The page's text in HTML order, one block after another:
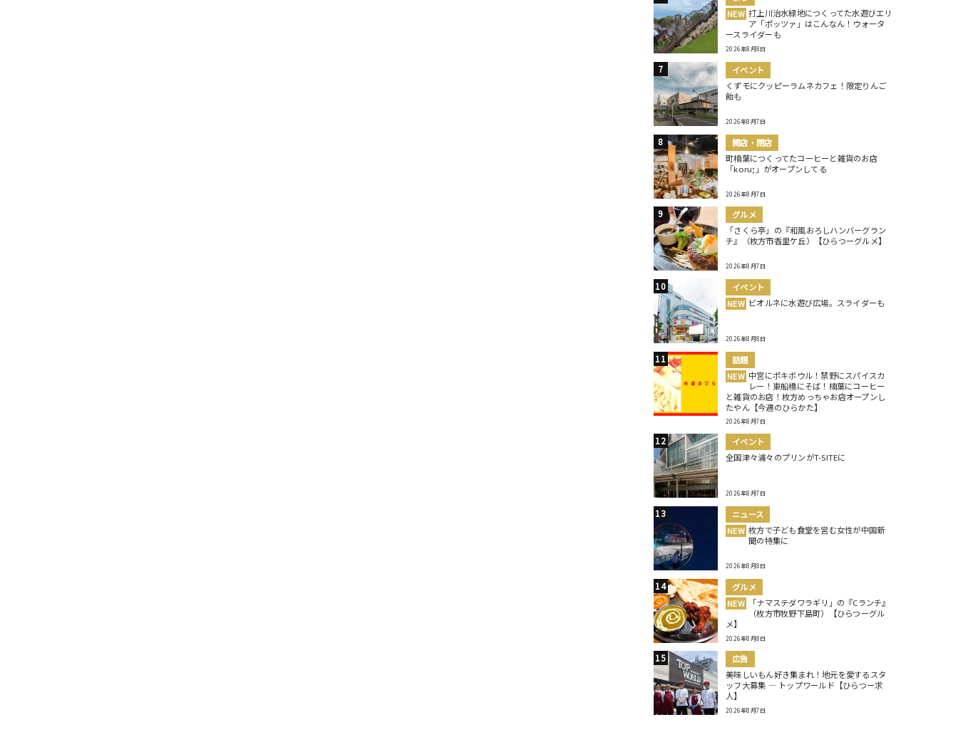
NEW 打上川治水緑地につくってた水遊びエリ
ア「ポッツァ」はこんなん！ウォータ
ースライダーも
2026年8月8日
イベント
くずモにクッピーラムネカフェ！限定りんご
飴も
2026年8月7日
開店・閉店
町楠葉につくってたコーヒーと雑貨のお店
「koru;」がオープンしてる
2026年8月7日
グルメ
「さくら亭」の『和風おろしハンバーグラン
チ』（枚方市香里ケ丘）【ひらつーグルメ】
2026年8月7日
イベント
NEW ビオルネに水遊び広場。スライダーも
2026年8月8日
話題
NEW 中宮にポキボウル！禁野にスパイスカ
レー！東船橋にそば！楠葉にコーヒー
と雑貨のお店！枚方めっちゃお店オープンし
たやん【今週のひらかた】
2026年8月7日
イベント
全国津々浦々のプリンがT-SITEに
2026年8月7日
ニュース
NEW 枚方で子ども食堂を営む女性が中国新
聞の特集に
2026年8月8日
グルメ
NEW
「ナマステダワラギリ」の『Cランチ』
（枚方市牧野下島町）【ひらつーグル
メ】
2026年8月8日
広告
美味しいもん好き集まれ！地元を愛するスタ
ッフ大募集 ― トップワールド【ひらつー求
人】
2026年8月7日